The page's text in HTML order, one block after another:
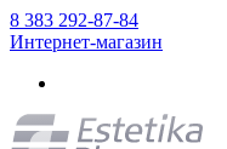
8 383 292-87-84
Интернет-магазин